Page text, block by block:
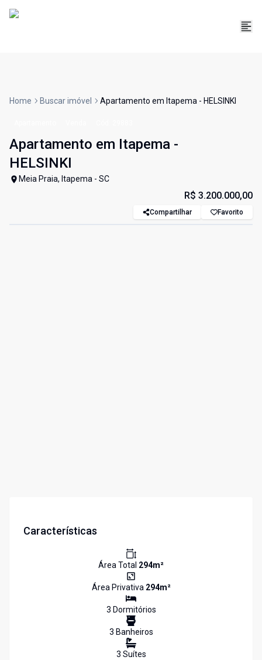
Home Buscar imóvel Apartamento em Itapema - HELSINKI
Apartamento em Itapema -
HELSINKI
Meia Praia, Itapema - SC
R$ 3.200.000,00
Compartilhar Favorito
Características
Área Total 294m²
Área Privativa 294m²
3 Dormitórios
3 Banheiros
3 Suítes